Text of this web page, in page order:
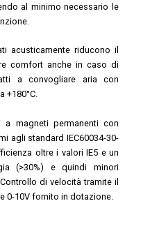
al minimo necessario le
acusticamente riducono il
comfort anche in caso di
a convogliare aria con
+180°C.
magneti permanenti con
agli standard IEC60034-30-
oltre i valori IE5 e un
(>30%) e quindi minori
di velocità tramite il
0-10V fornito in dotazione.